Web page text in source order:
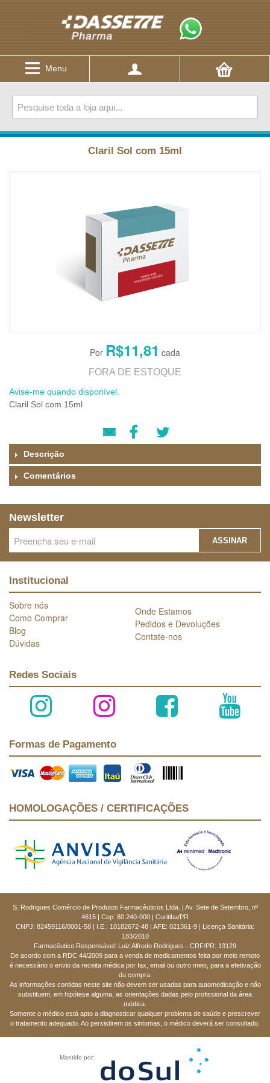
Menu
Claril Sol com 15ml
R$11,81
FORA DE ESTOQUE
Avise-me quando disponível.
Claril Sol com 15ml
Descrição
Comentários
Newsletter
ASSINAR
Institucional
Sobre nós
Como Comprar
Blog
Dúvidas
Onde Estamos
Pedidos e Devoluções
Contate-nos
Redes Sociais
Formas de Pagamento
HOMOLOGAÇÕES / CERTIFICAÇÕES
S. Rodrigues Comércio de Produtos Farmacêuticos Ltda. | Av. Sete de Setembro, nº
4615 | Cep: 80.240-000 | Curitiba/PR
CNPJ: 82459116/0001-58 | I.E.: 10182672-48 | AFE: 021361-9 | Licença Sanitária:
183/2010
Farmacêutico Responsável: Luiz Alfredo Rodrigues - CRF/PR: 13129
De acordo com a RDC 44/2009 para a venda de medicamentos feita por meio remoto
é necessário o envio da receita médica por fax, email ou outro meio, para a efetivação
da compra.
As informações contidas neste site não devem ser usadas para automedicação e não
substituem, em hipótese alguma, as orientações dadas pelo profissional da área
médica.
Somente o médico está apto a diagnosticar qualquer problema de saúde e prescrever
o tratamento adequado. Ao persistirem os sintomas, o médico deverá ser consultado.
Mantido por: